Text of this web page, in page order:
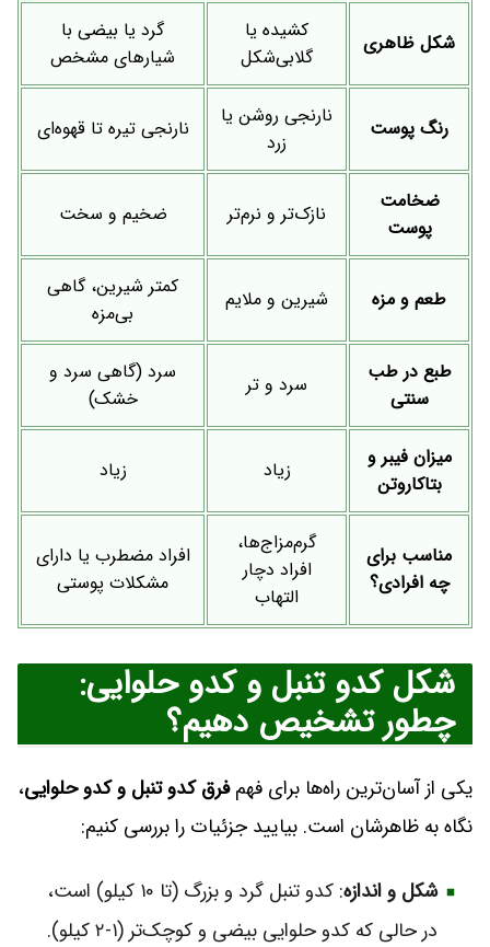
شکل ظاهری
کشیده یا
گلابی‌شکل
گرد یا بیضی با
شیارهای مشخص
رنگ پوست
نارنجی روشن یا
زرد
نارنجی تیره تا قهوه‌ای
ضخامت
پوست
نازک‌تر و نرم‌تر ضخیم و سخت
طعم و مزه شیرین و ملایم
کمتر شیرین، گاهی
بی‌مزه
طبع در طب
سنتی
سرد و تر
سرد (گاهی سرد و
خشک)
میزان فیبر و
بتاکاروتن
زیاد زیاد
مناسب برای
چه افرادی؟
گرم‌مزاج‌ها،
افراد دچار
التهاب
افراد مضطرب یا دارای
مشکلات پوستی
شکل کدو تنبل و کدو حلوایی:
چطور تشخیص دهیم؟
یکی از آسان‌ترین راه‌ها برای فهمفرق کدو تنبل و کدو حلوایی،
نگاه به ظاهرشان است. بیایید جزئیات را بررسی کنیم:
شکل و اندازه
: کدو تنبل گرد و بزرگ (تا ۱۰ کیلو) است،
در حالی که کدو حلوایی بیضی و کوچک‌تر (۱-۲ کیلو).